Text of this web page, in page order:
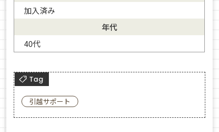
加入済み
年代
40代
引越サポート